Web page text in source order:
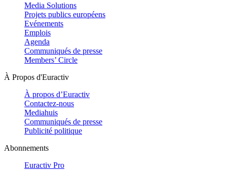
Media Solutions
Projets publics européens
Evénements
Emplois
Agenda
Communiqués de presse
Members’ Circle
À Propos d'Euractiv
À propos d’Euractiv
Contactez-nous
Mediahuis
Communiqués de presse
Publicité politique
Abonnements
Euractiv Pro